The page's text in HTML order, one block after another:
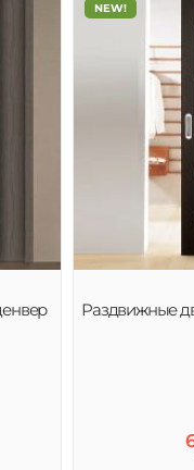
NEW!
Раздвижные